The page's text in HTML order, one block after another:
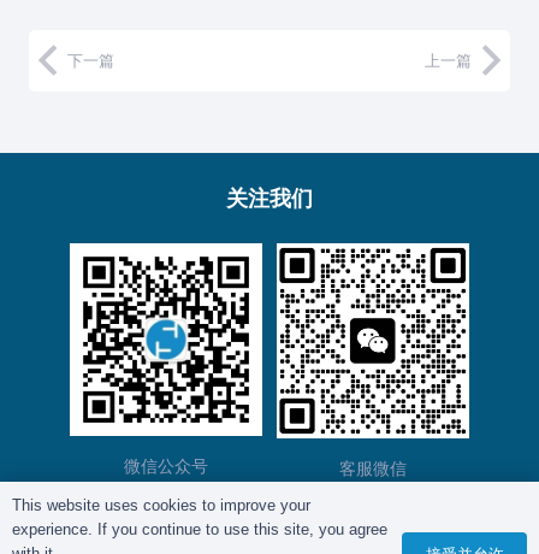
下一篇 上一篇
关注我们
微信公众号 客服微信
This website uses cookies to improve your
experience. If you continue to use this site, you agree